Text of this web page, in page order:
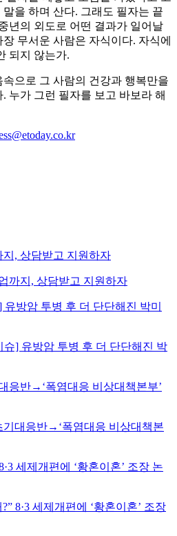
을 하며 산다. 그래도 필자는 끝
년의 외도로 어떤 결과가 일어날
무서운 사람은 자식이다. 자식에
되지 않는가.
으로 그 사람의 건강과 행복만을
누가 그런 필자를 보고 바보라 해
까지, 상담받고 지원하자
슈] 유방암 투병 후 더 단단해진 박
기대응반→‘폭염대응 비상대책본
8·3 세제개편에 ‘황혼이혼’ 조장